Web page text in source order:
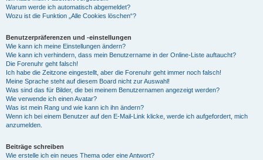
Warum werde ich automatisch abgemeldet?
Wozu ist die Funktion „Alle Cookies löschen“?
Benutzerpräferenzen und -einstellungen
Wie kann ich meine Einstellungen ändern?
Wie kann ich verhindern, dass mein Benutzername in der Online-Liste auftaucht?
Die Forenuhr geht falsch!
Ich habe die Zeitzone eingestellt, aber die Forenuhr geht immer noch falsch!
Meine Sprache steht auf diesem Board nicht zur Auswahl!
Was sind das für Bilder, die bei meinem Benutzernamen angezeigt werden?
Wie verwende ich einen Avatar?
Was ist mein Rang und wie kann ich ihn ändern?
Wenn ich bei einem Benutzer auf den E-Mail-Link klicke, werde ich aufgefordert, mich
anzumelden.
Beiträge schreiben
Wie erstelle ich ein neues Thema oder eine Antwort?